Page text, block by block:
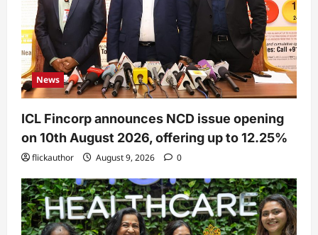
News
ICL Fincorp announces NCD issue opening
on 10th August 2026, offering up to 12.25%
flickauthor August 9, 2026 0